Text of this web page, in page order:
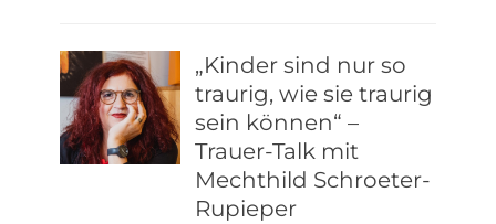
„Kinder sind nur so
traurig, wie sie traurig
sein können“ –
Trauer-Talk mit
Mechthild Schroeter-
Rupieper